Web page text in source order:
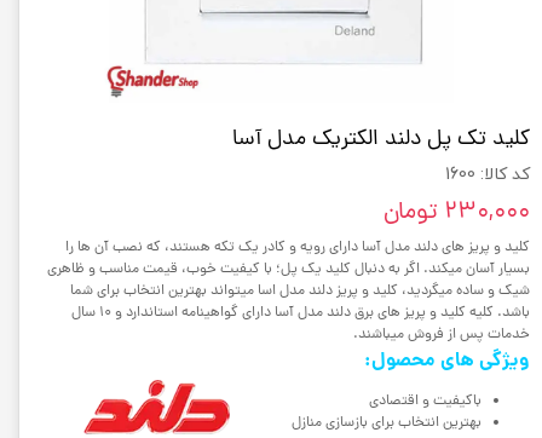
کلید تک پل دلند الکتریک مدل آسا
کد کالا: 1600
۲۳۰,۰۰۰ تومان
کلید و پریز های دلند مدل آسا دارای رویه و کادر یک تکه هستند، که نصب آن ها را
بسیار آسان میکند. اگر به دنبال کلید یک پل؛ با کیفیت خوب، قیمت مناسب و ظاهری
شیک و ساده میگردید، کلید و پریز دلند مدل اسا میتواند بهترین انتخاب برای شما
باشد. کلیه کلید و پریز های برق دلند مدل آسا دارای گواهینامه استاندارد و 10 سال
خدمات پس از فروش میباشند.
ویژگی های محصول:
باکیفیت و اقتصادی
بهترین انتخاب برای بازسازی منازل